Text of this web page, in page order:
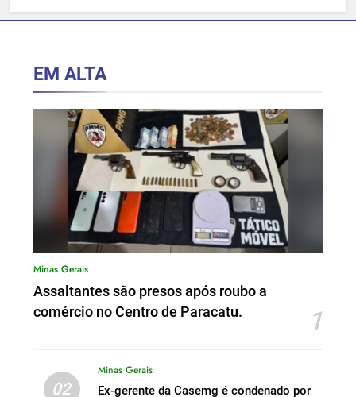
EM ALTA
Minas Gerais
Assaltantes são presos após roubo a
comércio no Centro de Paracatu.
1
02
Minas Gerais
Ex-gerente da Casemg é condenado por